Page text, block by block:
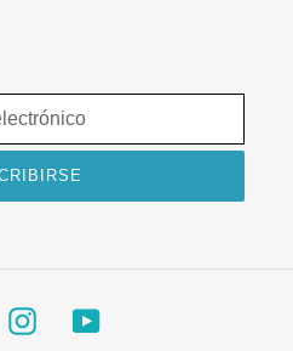
InstagramYouTube